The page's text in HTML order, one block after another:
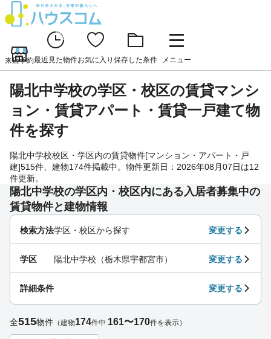
来店予約最近見た物件お気に入り 保存した条件 メニュー
陽北中学校の学区・校区の賃貸マンシ
ョン・賃貸アパート・賃貸一戸建て物
件を探す
陽北中学校校区・学区内の賃貸物件[マンション・アパート・戸
建]515件、建物174件掲載中。物件更新日：2026年08月07日は12
件更新。
陽北中学校の学区内・校区内にある入居者募集中の
賃貸物件と建物情報
検索方法学区・校区から探す 変更する
学区 陽北中学校（栃木県宇都宮市） 変更する
詳細条件 変更する
全515物件 （建物174件中 161〜170件を表示）